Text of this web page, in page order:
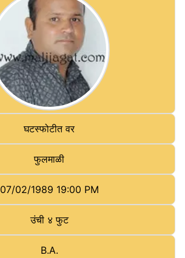
घटस्फोटीत वर
फुलमाळी
07/02/1989 19:00 PM
उंची ४ फुट
B.A.